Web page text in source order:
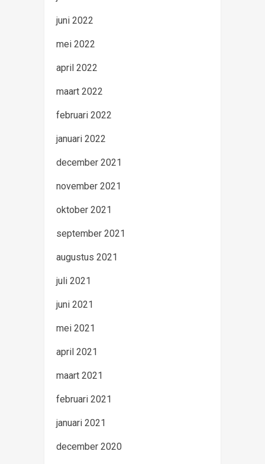
juni 2022
mei 2022
april 2022
maart 2022
februari 2022
januari 2022
december 2021
november 2021
oktober 2021
september 2021
augustus 2021
juli 2021
juni 2021
mei 2021
april 2021
maart 2021
februari 2021
januari 2021
december 2020